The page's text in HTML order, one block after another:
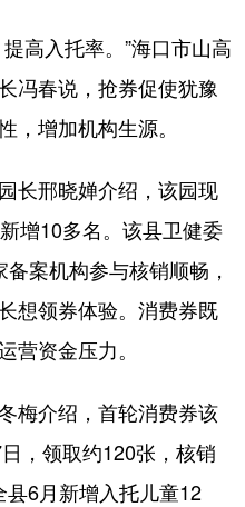
高入托率。”海口市山高
冯春说，抢券促使犹豫
，增加机构生源。
邢晓婵介绍，该园现
增10多名。该县卫健委
案机构参与核销顺畅，
想领券体验。消费券既
营资金压力。
介绍，首轮消费券该
，领取约120张，核销
6月新增入托儿童12